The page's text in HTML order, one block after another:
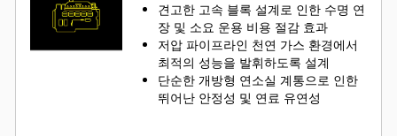
견고한 고속 블록 설계로 인한 수명 연
장 및 소요 운용 비용 절감 효과
저압 파이프라인 천연 가스 환경에서
최적의 성능을 발휘하도록 설계
단순한 개방형 연소실 계통으로 인한
뛰어난 안정성 및 연료 유연성